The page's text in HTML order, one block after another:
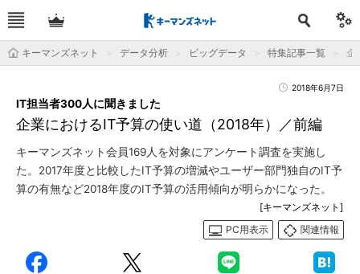
キーマンズネット データ分析 ビッグデータ 特集記事一覧 企
2018年6月7日
企業におけるIT予算の使い道（2018年）／前編
IT担当者300人に聞きました
キーマンズネット会員169人を対象にアンケート調査を実施し
た。2017年度と比較したIT予算の増減やユーザー部門独自のIT予
算の有無など2018年度のIT予算の活用傾向が明らかになった。
[キーマンズネット]
PC用表示
関連情報